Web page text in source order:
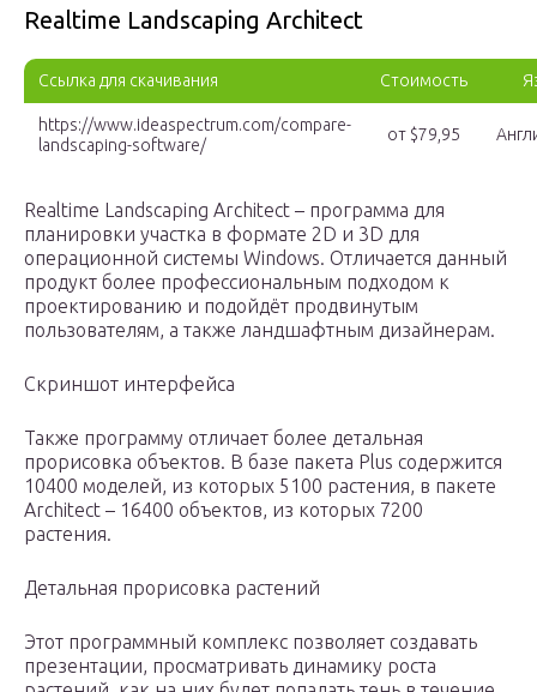
Realtime Landscaping Architect
Ссылка для скачивания Стоимость
https://www.ideaspectrum.com/compare-
landscaping-software/
от $79,95
Realtime Landscaping Architect – программа для
планировки участка в формате 2D и 3D для
операционной системы Windows. Отличается данный
продукт более профессиональным подходом к
проектированию и подойдёт продвинутым
пользователям, а также ландшафтным дизайнерам.
Скриншот интерфейса
Также программу отличает более детальная
прорисовка объектов. В базе пакета Plus содержится
10400 моделей, из которых 5100 растения, в пакете
Architect – 16400 объектов, из которых 7200
растения.
Детальная прорисовка растений
Этот программный комплекс позволяет создавать
презентации, просматривать динамику роста